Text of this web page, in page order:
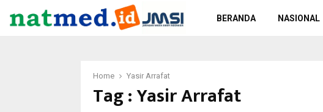
BERANDA NASIONAL
Home Yasir Arrafat
Tag : Yasir Arrafat